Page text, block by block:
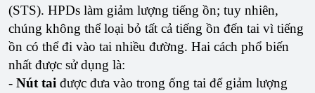
(STS). HPDs làm giảm lượng tiếng ồn; tuy nhiên,
chúng không thể loại bỏ tất cả tiếng ồn đến tai vì tiếng
ồn có thể đi vào tai nhiều đường. Hai cách phổ biến
nhất được sử dụng là:
- Nút tai được đưa vào trong ống tai để giảm lượng